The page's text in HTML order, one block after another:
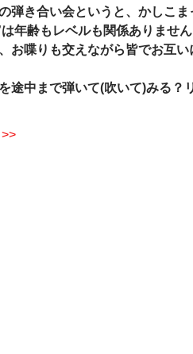
弾き合い会というと、かしこ
年齢もレベルも関係ありませ
お喋りも交えながら皆でお互
途中まで弾いて(吹いて)みる？